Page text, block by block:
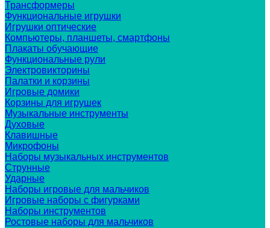
Трансформеры
Функциональные игрушки
Игрушки оптические
Компьютеры, планшеты, смартфоны
Плакаты обучающие
Функциональные рули
Электровикторины
Палатки и корзины
Игровые домики
Корзины для игрушек
Музыкальные инструменты
Духовые
Клавишные
Микрофоны
Наборы музыкальных инструментов
Струнные
Ударные
Наборы игровые для мальчиков
Игровые наборы с фигурками
Наборы инструментов
Ростовые наборы для мальчиков